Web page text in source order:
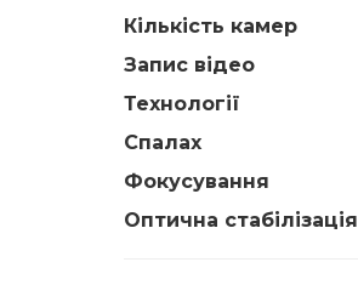
Кількість камер
Запис відео
Технології
Спалах
Фокусування
Оптична стабілізація